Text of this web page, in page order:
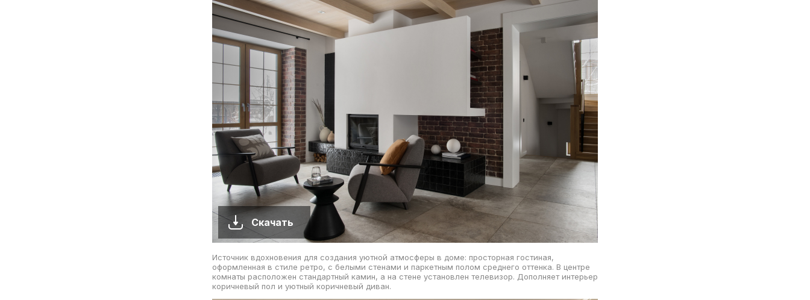
Скачать
Источник вдохновения для создания уютной атмосферы в доме: просторная гостиная,
оформленная в стиле ретро, с белыми стенами и паркетным полом среднего оттенка. В центре
комнаты расположен стандартный камин, а на стене установлен телевизор. Дополняет интерьер
коричневый пол и уютный коричневый диван.